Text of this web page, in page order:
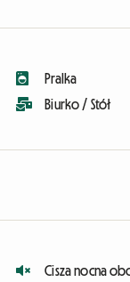
Pralka
Biurko / Stół
Cisza nocna